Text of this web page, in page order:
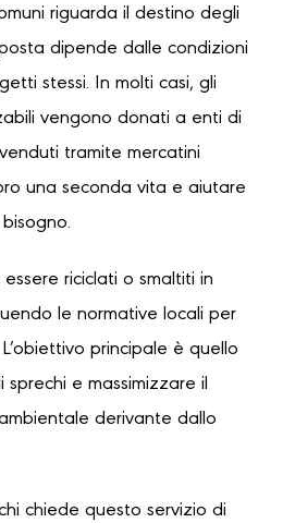
riguarda il destino degli
dipende dalle condizioni
stessi. In molti casi, gli
vengono donati a enti di
tramite mercatini
una seconda vita e aiutare
riciclati o smaltiti in
le normative locali per
principale è quello
sprechi e massimizzare il
derivante dallo
chiede questo servizio di